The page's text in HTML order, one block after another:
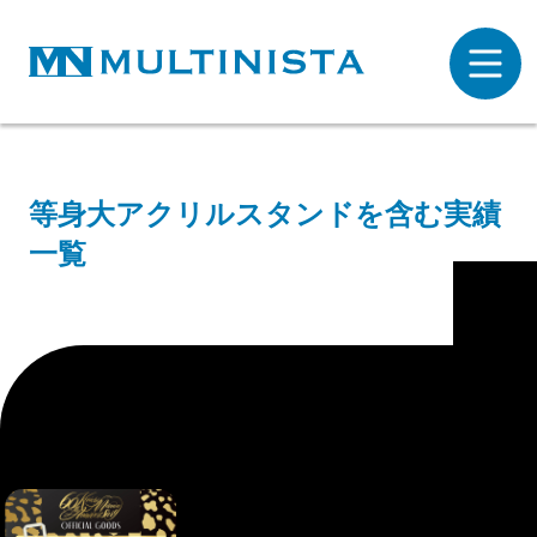
等身大アクリルスタンドを含む実績
一覧